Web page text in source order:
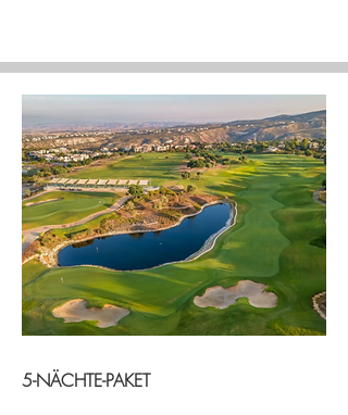
5-NÄCHTE-PAKET